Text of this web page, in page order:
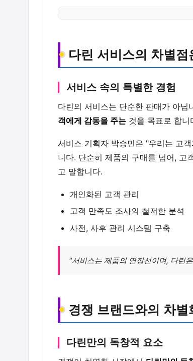
다린 서비스의 차별점
서비스 속의 특별한 경험
다린의 서비스는 단순한 판매가 아
객에게 감동을 주는 것을 목표로 합
서비스 기획자 박승민은 "우리는 고객
니다. 단순히 제품의 구매를 넘어, 고
고 말합니다.
개인화된 고객 관리
고객 만족도 조사의 철저한 분석
사전, 사후 관리 시스템 구축
"서비스는 제품의 연장선이며, 다린
경쟁 브랜드와의 차별
다린만의 독창적 요소